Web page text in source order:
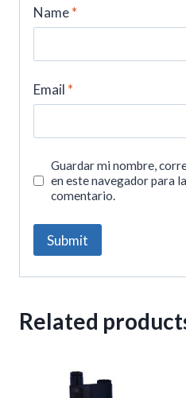
Name*
Email *
Guardar mi nombre,
en este navegador para
comentario.
Related